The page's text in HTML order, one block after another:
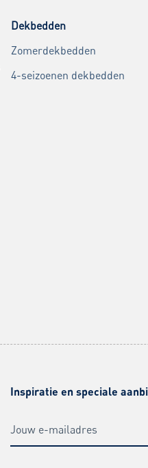
Dekbedden
Zomerdekbedden
4-seizoenen dekbedden
Inspiratie en speciale